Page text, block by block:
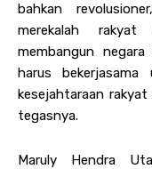
bahkan
merekalah
membangun
harus
kesejahtaraan
tegasnya.
Maruly Hendra